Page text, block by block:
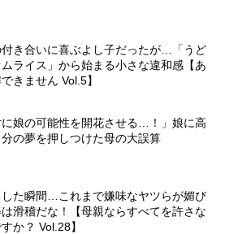
き合いに喜ぶよし子だったが…「うど
ライス」から始まる小さな違和感【あ
きません Vol.5】
に娘の可能性を開花させる…！」娘に高
の夢を押しつけた母の大誤算
した瞬間…これまで嫌味なヤツらが媚び
滑稽だな！【母親ならすべてを許さな
か？ Vol.28】